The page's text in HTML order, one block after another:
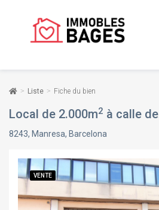
Liste Fiche du bien
Local de 2.000m2 à calle de sabadell, 12, à Manresa, Barcelona
8243, Manresa, Barcelona
VENTE